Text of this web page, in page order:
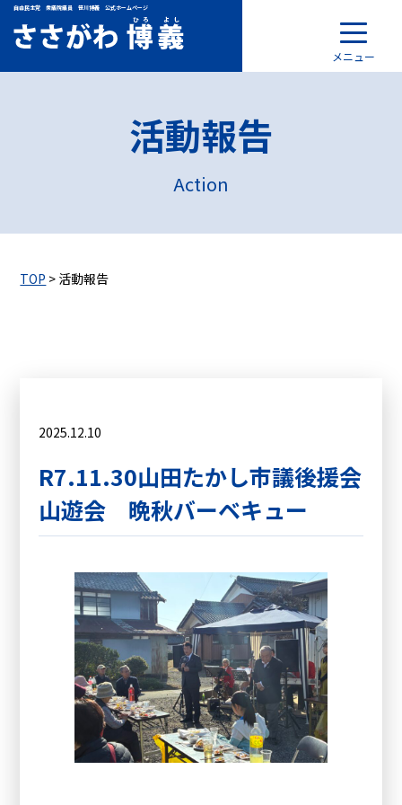
自由民主党 衆議院議員 笹川博義 公式ホームページ
メニュー
活動報告
Action
TOP > 活動報告
2025.12.10
R7.11.30山田たかし市議後援会
山遊会 晩秋バーベキュー